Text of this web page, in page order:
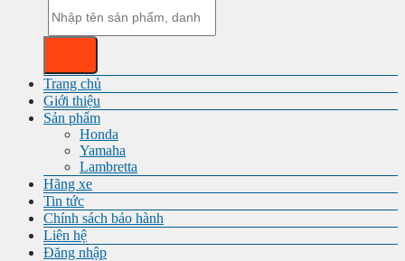
Trang chủ
Giới thiệu
Sản phẩm
Honda
Yamaha
Lambretta
Hãng xe
Tin tức
Chính sách bảo hành
Liên hệ
Đăng nhập